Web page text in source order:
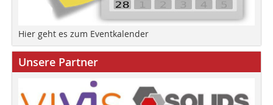
Hier geht es zum Eventkalender
Unsere Partner